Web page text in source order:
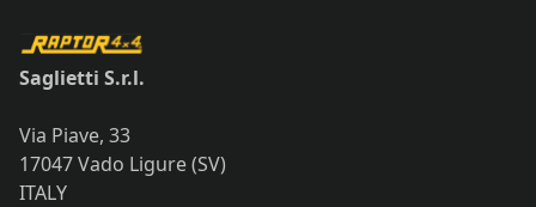
Saglietti S.r.l.
Via Piave, 33
17047 Vado Ligure (SV)
ITALY